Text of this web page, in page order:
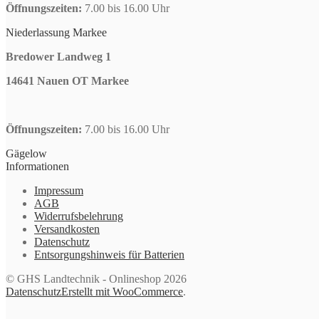
Öffnungszeiten: 7.00 bis 16.00 Uhr
Niederlassung Markee
Bredower Landweg 1
14641 Nauen OT Markee
Öffnungszeiten: 7.00 bis 16.00 Uhr
Gägelow
Informationen
Impressum
AGB
Widerrufsbelehrung
Versandkosten
Datenschutz
Entsorgungshinweis für Batterien
© GHS Landtechnik - Onlineshop 2026
DatenschutzErstellt mit WooCommerce.